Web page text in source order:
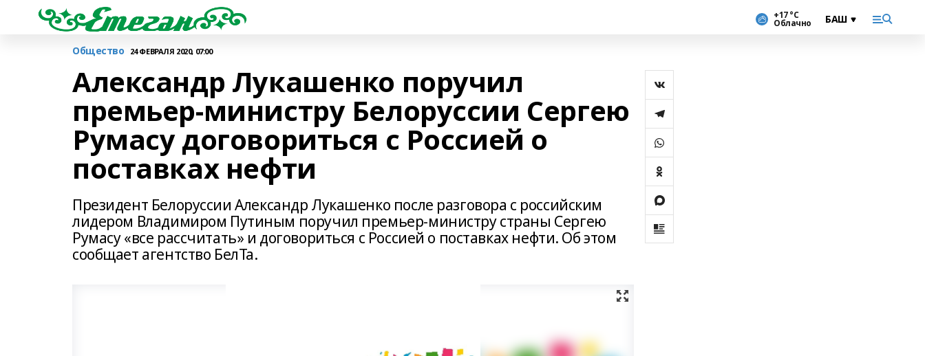
+17 °С
Облачно
Общество 24 ФЕВРАЛЯ 2020, 07:00
Александр Лукашенко поручил
премьер-министру Белоруссии Сергею
Румасу договориться с Россией о
поставках нефти
Президент Белоруссии Александр Лукашенко после разговора с российским
лидером Владимиром Путиным поручил премьер-министру страны Сергею
Румасу «все рассчитать» и договориться с Россией о поставках нефти. Об этом
сообщает агентство БелТа.